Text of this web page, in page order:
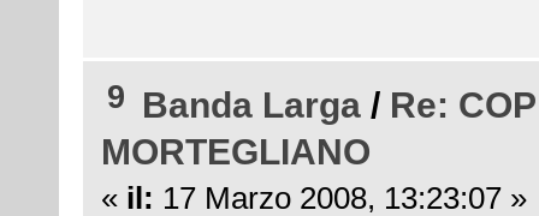
9 Banda Larga / Re:
MORTEGLIANO
« il: 17 Marzo 2008, 13:23:07 »